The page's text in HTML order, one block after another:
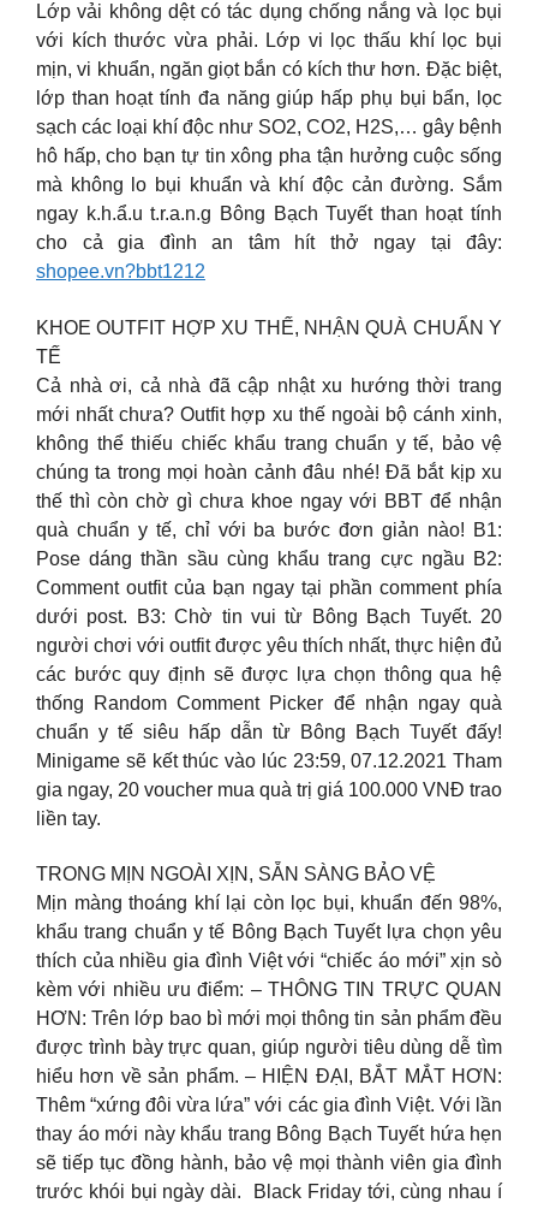
Lớp vải không dệt có tác dụng chống nắng và lọc bụi
với kích thước vừa phải. Lớp vi lọc thấu khí lọc bụi
mịn, vi khuẩn, ngăn giọt bắn có kích thư hơn. Đặc biệt,
lớp than hoạt tính đa năng giúp hấp phụ bụi bẩn, lọc
sạch các loại khí độc như SO2, CO2, H2S,… gây bệnh
hô hấp, cho bạn tự tin xông pha tận hưởng cuộc sống
mà không lo bụi khuẩn và khí độc cản đường. Sắm
ngay k.h.ẩ.u t.r.a.n.g Bông Bạch Tuyết than hoạt tính
cho cả gia đình an tâm hít thở ngay tại đây:
shopee.vn?bbt1212
KHOE OUTFIT HỢP XU THẾ, NHẬN QUÀ CHUẨN Y
TẾ
Cả nhà ơi, cả nhà đã cập nhật xu hướng thời trang
mới nhất chưa? Outfit hợp xu thế ngoài bộ cánh xinh,
không thể thiếu chiếc khẩu trang chuẩn y tế, bảo vệ
chúng ta trong mọi hoàn cảnh đâu nhé! Đã bắt kịp xu
thế thì còn chờ gì chưa khoe ngay với BBT để nhận
quà chuẩn y tế, chỉ với ba bước đơn giản nào! B1:
Pose dáng thần sầu cùng khẩu trang cực ngầu B2:
Comment outfit của bạn ngay tại phần comment phía
dưới post. B3: Chờ tin vui từ Bông Bạch Tuyết. 20
người chơi với outfit được yêu thích nhất, thực hiện đủ
các bước quy định sẽ được lựa chọn thông qua hệ
thống Random Comment Picker để nhận ngay quà
chuẩn y tế siêu hấp dẫn từ Bông Bạch Tuyết đấy!
Minigame sẽ kết thúc vào lúc 23:59, 07.12.2021 Tham
gia ngay, 20 voucher mua quà trị giá 100.000 VNĐ trao
liền tay.
TRONG MỊN NGOÀI XỊN, SẴN SÀNG BẢO VỆ
Mịn màng thoáng khí lại còn lọc bụi, khuẩn đến 98%,
khẩu trang chuẩn y tế Bông Bạch Tuyết lựa chọn yêu
thích của nhiều gia đình Việt với “chiếc áo mới” xịn sò
kèm với nhiều ưu điểm: – THÔNG TIN TRỰC QUAN
HƠN: Trên lớp bao bì mới mọi thông tin sản phẩm đều
được trình bày trực quan, giúp người tiêu dùng dễ tìm
hiểu hơn về sản phẩm. – HIỆN ĐẠI, BẮT MẮT HƠN:
Thêm “xứng đôi vừa lứa” với các gia đình Việt. Với lần
thay áo mới này khẩu trang Bông Bạch Tuyết hứa hẹn
sẽ tiếp tục đồng hành, bảo vệ mọi thành viên gia đình
trước khói bụi ngày dài. ️ Black Friday tới, cùng nhau í